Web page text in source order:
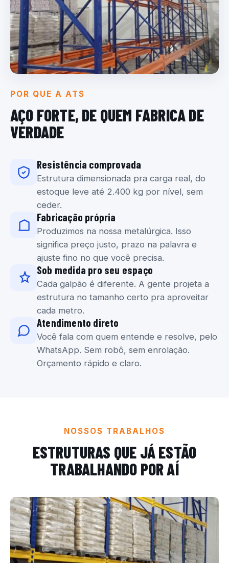
POR QUE A ATS
AÇO FORTE, DE QUEM FABRICA DE
VERDADE
Resistência comprovada
Estrutura dimensionada pra carga real, do
estoque leve até 2.400 kg por nível, sem
ceder.
Fabricação própria
Produzimos na nossa metalúrgica. Isso
significa preço justo, prazo na palavra e
ajuste fino no que você precisa.
Sob medida pro seu espaço
Cada galpão é diferente. A gente projeta a
estrutura no tamanho certo pra aproveitar
cada metro.
Atendimento direto
Você fala com quem entende e resolve, pelo
WhatsApp. Sem robô, sem enrolação.
Orçamento rápido e claro.
NOSSOS TRABALHOS
ESTRUTURAS QUE JÁ ESTÃO
TRABALHANDO POR AÍ